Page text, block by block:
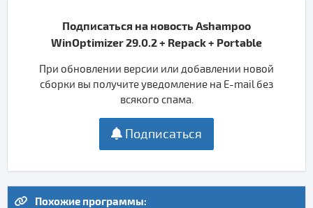
Подписаться на новость Ashampoo
WinOptimizer 29.0.2 + Repack + Portable
При обновлении версии или добавлении новой
сборки вы получите уведомление на E-mail без
всякого спама.
Подписаться
Похожие программы: